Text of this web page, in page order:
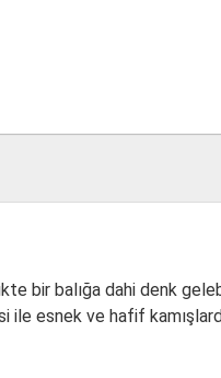
bir balığa dahi denk
esnek ve hafif